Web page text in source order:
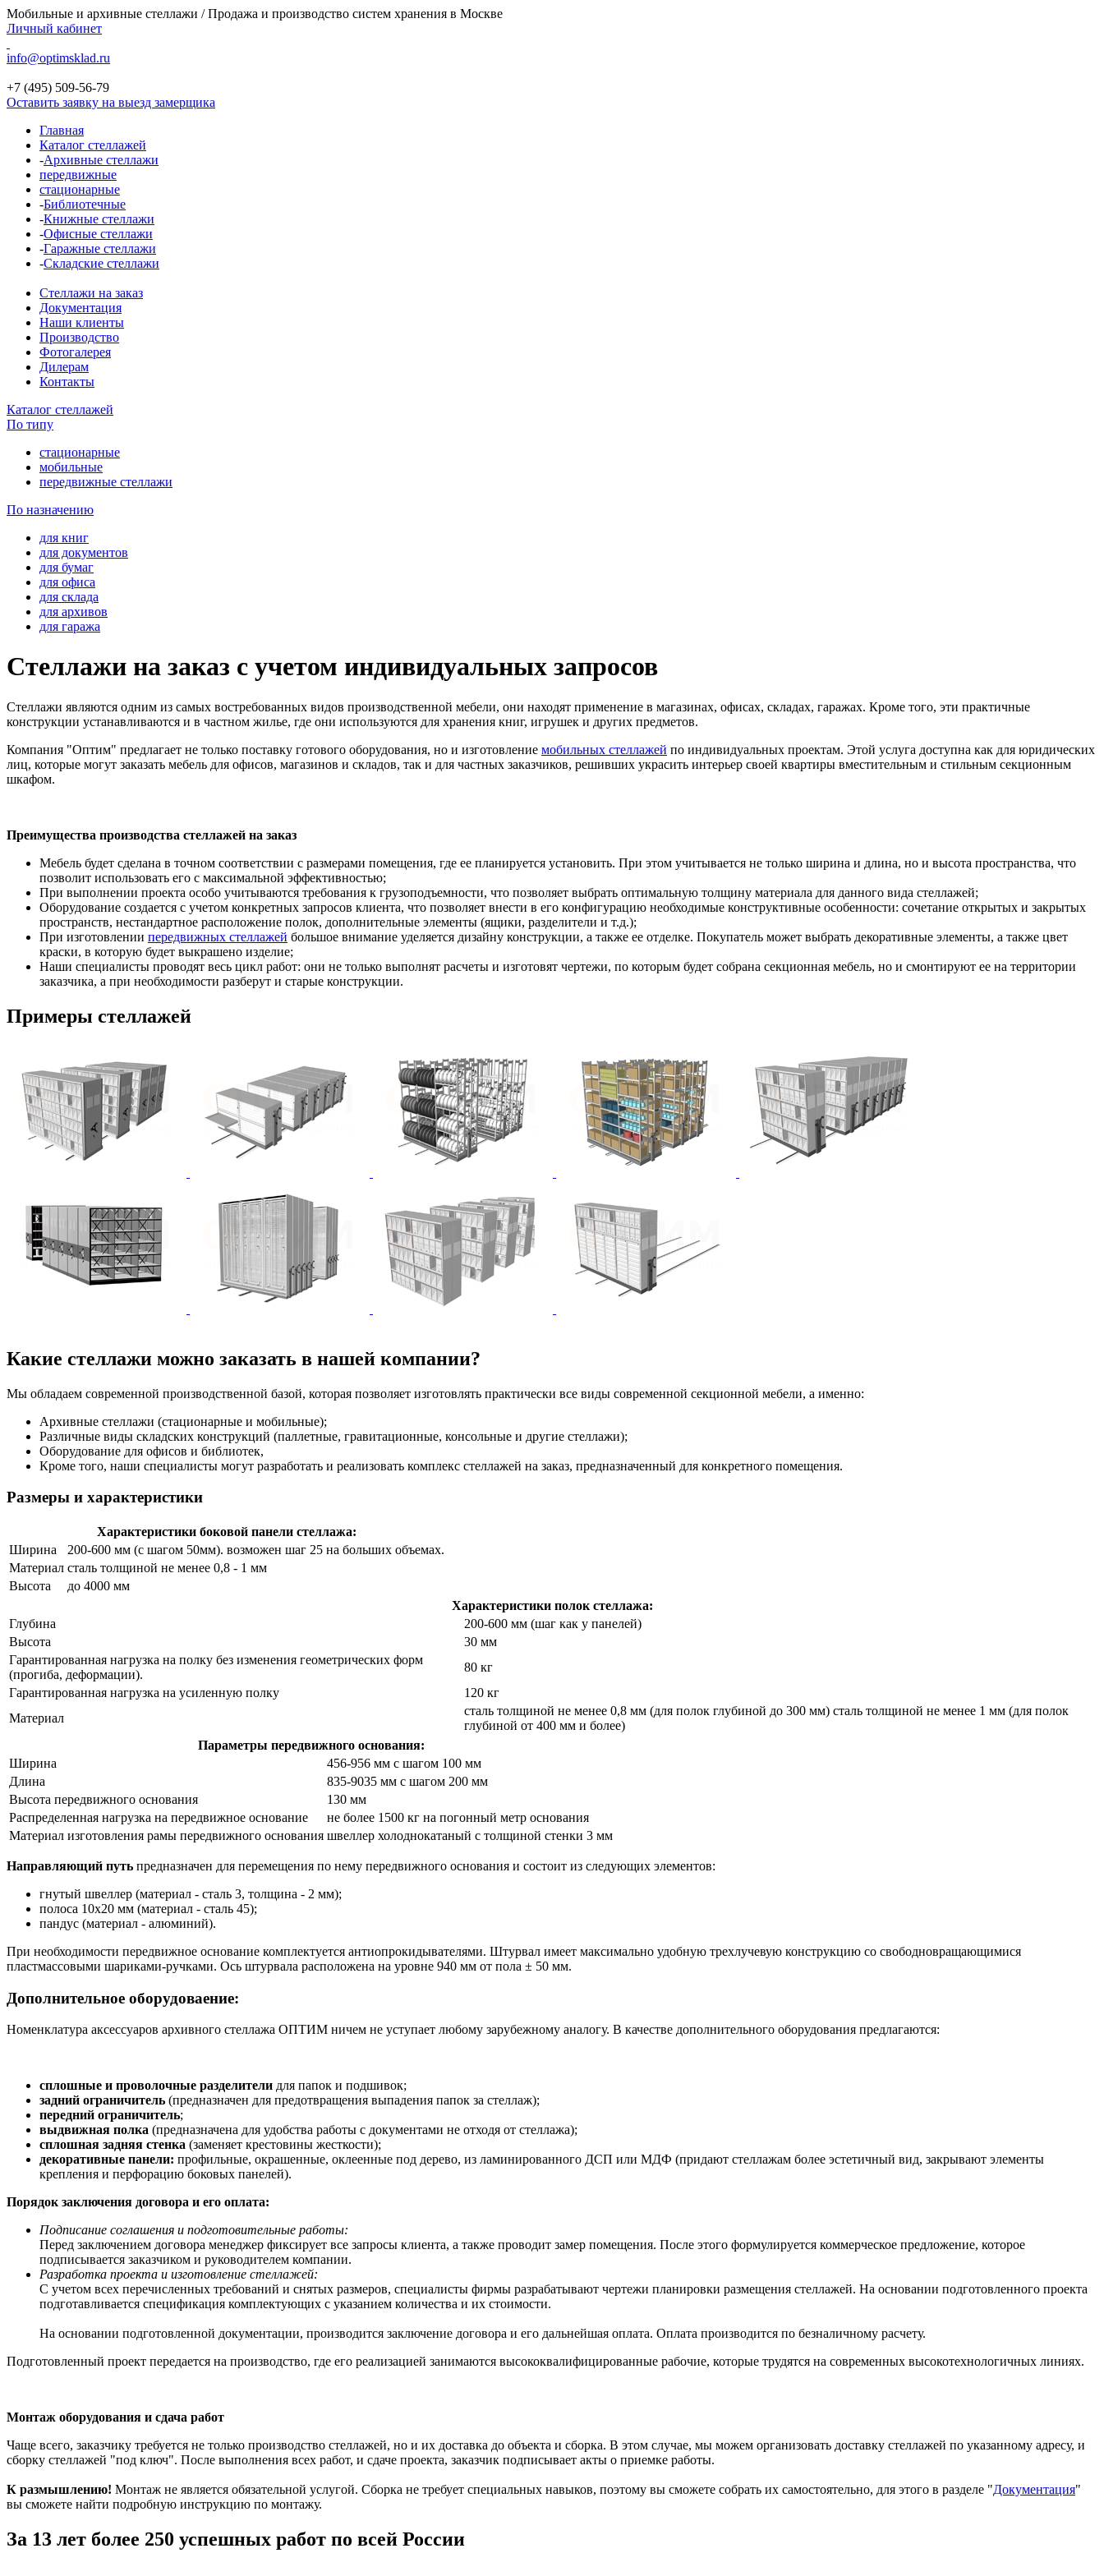
Мобильные и архивные стеллажи / Продажа и производство систем хранения в Москве
Личный кабинет
info@optimsklad.ru
+7 (495) 509-56-79
Оставить заявку на выезд замерщика
Главная
Каталог стеллажей
-Архивные стеллажи
передвижные
стационарные
-Библиотечные
-Книжные стеллажи
-Офисные стеллажи
-Гаражные стеллажи
-Складские стеллажи
Стеллажи на заказ
Документация
Наши клиенты
Производство
Фотогалерея
Дилерам
Контакты
Каталог стеллажей
По типу
стационарные
мобильные
передвижные стеллажи
По назначению
для книг
для документов
для бумаг
для офиса
для склада
для архивов
для гаража
Стеллажи на заказ с учетом индивидуальных запросов
Стеллажи являются одним из самых востребованных видов производственной мебели, они находят применение в магазинах, офисах, складах, гаражах. Кроме того, эти практичные
конструкции устанавливаются и в частном жилье, где они используются для хранения книг, игрушек и других предметов.
Компания "Оптим" предлагает не только поставку готового оборудования, но и изготовление мобильных стеллажей по индивидуальных проектам. Этой услуга доступна как для юридических
лиц, которые могут заказать мебель для офисов, магазинов и складов, так и для частных заказчиков, решивших украсить интерьер своей квартиры вместительным и стильным секционным
шкафом.
Преимущества производства стеллажей на заказ
Мебель будет сделана в точном соответствии с размерами помещения, где ее планируется установить. При этом учитывается не только ширина и длина, но и высота пространства, что
позволит использовать его с максимальной эффективностью;
При выполнении проекта особо учитываются требования к грузоподъемности, что позволяет выбрать оптимальную толщину материала для данного вида стеллажей;
Оборудование создается с учетом конкретных запросов клиента, что позволяет внести в его конфигурацию необходимые конструктивные особенности: сочетание открытых и закрытых
пространств, нестандартное расположение полок, дополнительные элементы (ящики, разделители и т.д.);
При изготовлении передвижных стеллажей большое внимание уделяется дизайну конструкции, а также ее отделке. Покупатель может выбрать декоративные элементы, а также цвет
краски, в которую будет выкрашено изделие;
Наши специалисты проводят весь цикл работ: они не только выполнят расчеты и изготовят чертежи, по которым будет собрана секционная мебель, но и смонтируют ее на территории
заказчика, а при необходимости разберут и старые конструкции.
Примеры стеллажей
Какие стеллажи можно заказать в нашей компании?
Мы обладаем современной производственной базой, которая позволяет изготовлять практически все виды современной секционной мебели, а именно:
Архивные стеллажи (стационарные и мобильные);
Различные виды складских конструкций (паллетные, гравитационные, консольные и другие стеллажи);
Оборудование для офисов и библиотек,
Кроме того, наши специалисты могут разработать и реализовать комплекс стеллажей на заказ, предназначенный для конкретного помещения.
Размеры и характеристики
Характеристики боковой панели стеллажа:
Ширина
200-600 мм (с шагом 50мм). возможен шаг 25 на больших объемах.
Материал сталь толщиной не менее 0,8 - 1 мм
Высота
до 4000 мм
Характеристики полок стеллажа:
Глубина
200-600 мм (шаг как у панелей)
Высота
30 мм
Гарантированная нагрузка на полку без изменения геометрических форм
(прогиба, деформации).
80 кг
Гарантированная нагрузка на усиленную полку
120 кг
Материал
сталь толщиной не менее 0,8 мм (для полок глубиной до 300 мм) сталь толщиной не менее 1 мм (для полок
глубиной от 400 мм и более)
Параметры передвижного основания:
Ширина
456-956 мм с шагом 100 мм
Длина
835-9035 мм с шагом 200 мм
Высота передвижного основания
130 мм
Распределенная нагрузка на передвижное основание
не более 1500 кг на погонный метр основания
Материал изготовления рамы передвижного основания швеллер холоднокатаный с толщиной стенки 3 мм
Направляющий путь предназначен для перемещения по нему передвижного основания и состоит из следующих элементов:
гнутый швеллер (материал - сталь 3, толщина - 2 мм);
полоса 10х20 мм (материал - сталь 45);
пандус (материал - алюминий).
При необходимости передвижное основание комплектуется антиопрокидывателями. Штурвал имеет максимально удобную трехлучевую конструкцию со свободновращающимися
пластмассовыми шариками-ручками. Ось штурвала расположена на уровне 940 мм от пола ± 50 мм.
Дополнительное оборудоваение:
Номенклатура аксессуаров архивного стеллажа ОПТИМ ничем не уступает любому зарубежному аналогу. В качестве дополнительного оборудования предлагаются:
сплошные и проволочные разделители для папок и подшивок;
задний ограничитель (предназначен для предотвращения выпадения папок за стеллаж);
передний ограничитель;
выдвижная полка (предназначена для удобства работы с документами не отходя от стеллажа);
сплошная задняя стенка (заменяет крестовины жесткости);
декоративные панели: профильные, окрашенные, оклеенные под дерево, из ламинированного ДСП или МДФ (придают стеллажам более эстетичный вид, закрывают элементы
крепления и перфорацию боковых панелей).
Порядок заключения договора и его оплата:
Подписание соглашения и подготовительные работы:
Перед заключением договора менеджер фиксирует все запросы клиента, а также проводит замер помещения. После этого формулируется коммерческое предложение, которое
подписывается заказчиком и руководителем компании.
Разработка проекта и изготовление стеллажей:
С учетом всех перечисленных требований и снятых размеров, специалисты фирмы разрабатывают чертежи планировки размещения стеллажей. На основании подготовленного проекта
подготавливается спецификация комплектующих с указанием количества и их стоимости.
На основании подготовленной документации, производится заключение договора и его дальнейшая оплата. Оплата производится по безналичному расчету.
Подготовленный проект передается на производство, где его реализацией занимаются высококвалифицированные рабочие, которые трудятся на современных высокотехнологичных линиях.
Монтаж оборудования и сдача работ
Чаще всего, заказчику требуется не только производство стеллажей, но и их доставка до объекта и сборка. В этом случае, мы можем организовать доставку стеллажей по указанному адресу, и
сборку стеллажей "под ключ". После выполнения всех работ, и сдаче проекта, заказчик подписывает акты о приемке работы.
К размышлению! Монтаж не является обязательной услугой. Сборка не требует специальных навыков, поэтому вы сможете собрать их самостоятельно, для этого в разделе "Документация"
вы сможете найти подробную инструкцию по монтажу.
За 13 лет более 250 успешных работ по всей России